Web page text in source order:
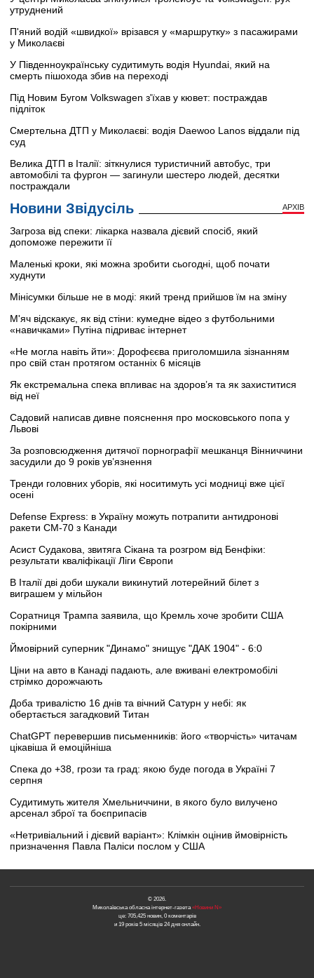
утруднений
П'яний водій «швидкої» врізався у «маршрутку» з пасажирами
у Миколаєві
У Південноукраїнську судитимуть водія Hyundai, який на
смерть пішохода збив на переході
Під Новим Бугом Volkswagen з'їхав у кювет: постраждав
підліток
Смертельна ДТП у Миколаєві: водія Daewoo Lanos віддали під
суд
Велика ДТП в Італії: зіткнулися туристичний автобус, три
автомобілі та фургон — загинули шестеро людей, десятки
постраждали
Новини Звідусіль АРХІВ
Загроза від спеки: лікарка назвала дієвий спосіб, який
допоможе пережити її
Маленькі кроки, які можна зробити сьогодні, щоб почати
худнути
Мінісумки більше не в моді: який тренд прийшов їм на зміну
М'яч відскакує, як від стіни: кумедне відео з футбольними
«навичками» Путіна підриває інтернет
«Не могла навіть йти»: Дорофєєва приголомшила зізнанням
про свій стан протягом останніх 6 місяців
Як екстремальна спека впливає на здоров’я та як захиститися
від неї
Садовий написав дивне пояснення про московського попа у
Львові
За розповсюдження дитячої порнографії мешканця Вінниччини
засудили до 9 років ув’язнення
Тренди головних уборів, які носитимуть усі модниці вже цієї
осені
Defense Express: в Україну можуть потрапити антидронові
ракети CM-70 з Канади
Асист Судакова, звитяга Сікана та розгром від Бенфіки:
результати кваліфікації Ліги Європи
В Італії дві доби шукали викинутий лотерейний білет з
виграшем у мільйон
Соратниця Трампа заявила, що Кремль хоче зробити США
покірними
Ймовірний суперник "Динамо" знищує "ДАК 1904" - 6:0
Ціни на авто в Канаді падають, але вживані електромобілі
стрімко дорожчають
Доба тривалістю 16 днів та вічний Сатурн у небі: як
обертається загадковий Титан
ChatGPT перевершив письменників: його «творчість» читачам
цікавіша й емоційніша
Спека до +38, грози та град: якою буде погода в Україні 7
серпня
Судитимуть жителя Хмельниччини, в якого було вилучено
арсенал зброї та боєприпасів
«Нетривіальний і дієвий варіант»: Клімкін оцінив ймовірність
призначення Павла Паліси послом у США
© 2026.
Миколаївська обласна інтернет-газета«Новини N»
це: 705,425 новин, 0 коментарів
и 19 років 5 місяців 24 дня онлайн.